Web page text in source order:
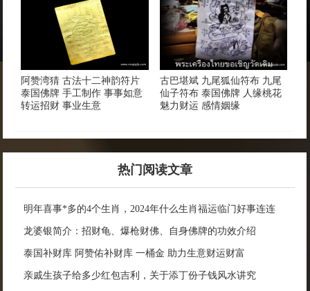
阿赞湾猜 古法十二神韵符片
泰国佛牌 手工制作 事事如意
转运招财 事业生意
古巴堪斌 九尾狐仙符布 九尾
仙子符布 泰国佛牌 人缘桃花
魅力财运 感情姻缘
热门阅读文章
明年喜事*多的4个生肖，2024年什么生肖福运临门好事连连
龙婆银简介：招财龟、爆枪财佛、自身佛牌的功效介绍
泰国补财库 阿赞佑补财库 一桶金 助力生意财运财富
亲戚生孩子给多少红包吉利，关于添丁份子钱风水讲究